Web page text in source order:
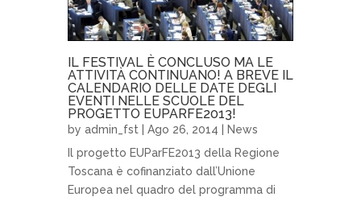
IL FESTIVAL È CONCLUSO MA LE
ATTIVITÀ CONTINUANO! A BREVE IL
CALENDARIO DELLE DATE DEGLI
EVENTI NELLE SCUOLE DEL
PROGETTO EUPARFE2013!
by admin_fst | Ago 26, 2014 |
News
Il progetto EUParFE2013 della Regione
Toscana è cofinanziato dall’Unione
Europea nel quadro del programma di